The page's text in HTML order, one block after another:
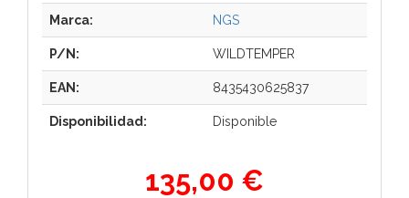
Marca: NGS
P/N: WILDTEMPER
EAN: 8435430625837
Disponibilidad: Disponible
135,00 €